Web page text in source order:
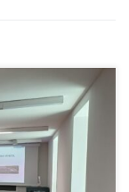
settore delle
SPV (Strada
agli aspetti